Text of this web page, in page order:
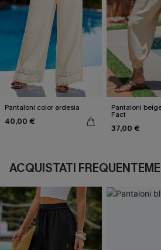
Pantaloni color ardesia
40,00 €
Pantaloni
Fact
37,00 €
ACQUISTATI